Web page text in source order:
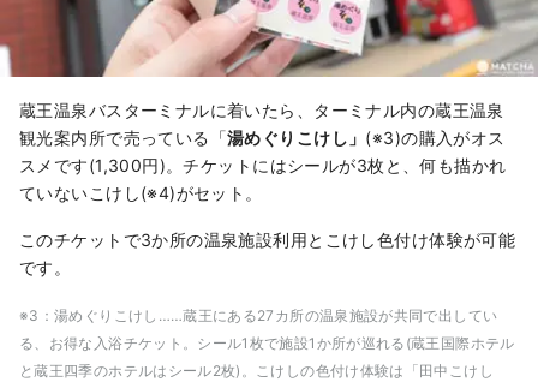
蔵王温泉バスターミナルに着いたら、ターミナル内の蔵王温泉
観光案内所で売っている「湯めぐりこけし」 (※3)の購入がオス
スメです(1,300円)。チケットにはシールが3枚と、何も描かれ
ていないこけし(※4)がセット。
このチケットで3か所の温泉施設利用とこけし色付け体験が可能
です。
※3：湯めぐりこけし……蔵王にある27カ所の温泉施設が共同で出してい
る、お得な入浴チケット。シール1枚で施設1か所が巡れる(蔵王国際ホテル
と蔵王四季のホテルはシール2枚)。こけしの色付け体験は「田中こけし